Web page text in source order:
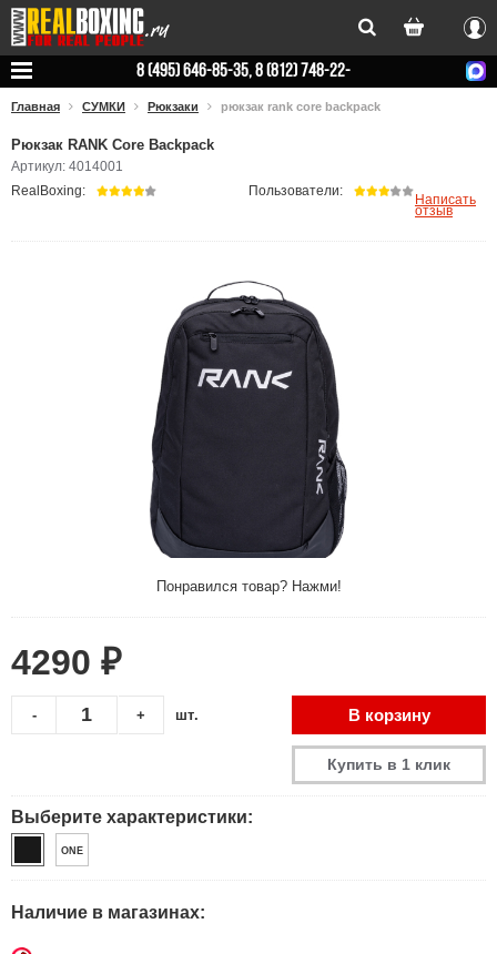
Вход
8 (495) 646-85-35, 8 (812) 748-22-
Главная СУМКИ Рюкзаки рюкзак rank core backpack
Рюкзак RANK Core Backpack
Артикул: 4014001
Понравился товар? Нажми!
RealBoxing: Пользователи:
Написать
отзыв
4290 ₽
+
- шт. В корзину
Купить в 1 клик
Выберите характеристики:
ONE
Наличие в магазинах: